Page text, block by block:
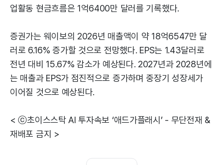
업활동 현금흐름은 1억6400만 달러를 기록했다.
증권가는 웨이보의 2026년 매출액이 약 18억6547만 달
러로 6.16% 증가할 것으로 전망했다. EPS는 1.43달러로
전년 대비 15.67% 감소가 예상된다. 2027년과 2028년에
는 매출과 EPS가 점진적으로 증가하며 중장기 성장세가
이어질 것으로 예상된다.
< ⓒ초이스스탁 AI 투자속보 ‘애드가플래시’ - 무단전재 &
재배포 금지 >